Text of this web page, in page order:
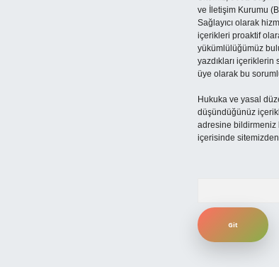
ve İletişim Kurumu
Sağlayıcı olarak
içerikleri proaktif
yükümlülüğümüz
yazdıkları içeriklerin
üye olarak bu
Hukuka ve yasal
düşündüğünüz
adresine bildirmeniz
içerisinde sitemizden